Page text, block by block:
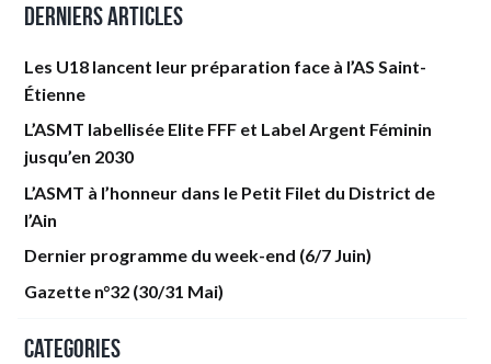
Derniers articles
Les U18 lancent leur préparation face à l’AS Saint-
Étienne
L’ASMT labellisée Elite FFF et Label Argent Féminin
jusqu’en 2030
L’ASMT à l’honneur dans le Petit Filet du District de
l’Ain
Dernier programme du week-end (6/7 Juin)
Gazette n°32 (30/31 Mai)
Categories